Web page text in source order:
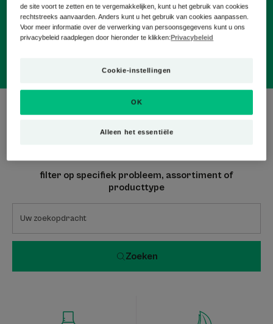
stimuleren het herstel van de huid, versterken de
huidbarrière en verminderen vlekjes zichtbaar.
0 Resultaat "VERZORGING VOOR DE
filter op specifiek probleem, assortiment of
producttype
Zoeken
de site voort te zetten en te vergemakkelijken, kunt u het gebruik van cookies
rechtstreeks aanvaarden. Anders kunt u het gebruik van cookies aanpassen.
Voor meer informatie over de verwerking van persoonsgegevens kunt u ons
privacybeleid raadplegen door hieronder te klikken:Privacybeleid
Cookie-instellingen
Alleen het essentiële
OK